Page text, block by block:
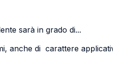
sarà in grado di...
anche di carattere